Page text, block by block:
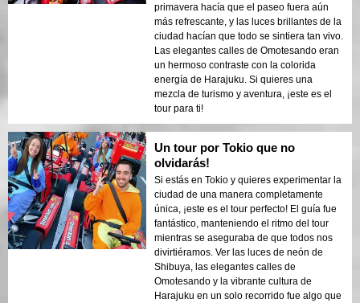
primavera hacía que el paseo fuera aún
más refrescante, y las luces brillantes de la
ciudad hacían que todo se sintiera tan vivo.
Las elegantes calles de Omotesando eran
un hermoso contraste con la colorida
energía de Harajuku. Si quieres una
mezcla de turismo y aventura, ¡este es el
tour para ti!
Un tour por Tokio que no
olvidarás!
Si estás en Tokio y quieres experimentar la
ciudad de una manera completamente
única, ¡este es el tour perfecto! El guía fue
fantástico, manteniendo el ritmo del tour
mientras se aseguraba de que todos nos
divirtiéramos. Ver las luces de neón de
Shibuya, las elegantes calles de
Omotesando y la vibrante cultura de
Harajuku en un solo recorrido fue algo que